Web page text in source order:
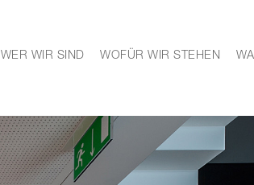
WER WIR SIND WOFÜR WIR STEHEN